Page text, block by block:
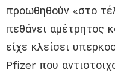
προωθηθούν «στο
πεθάνει αμέτρητος
είχε κλείσει
Pfizer που